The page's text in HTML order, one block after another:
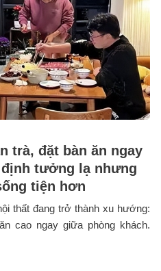
trà, đặt bàn ăn ngay
tưởng lạ nhưng
tiện hơn
thất đang trở thành xu hướng:
cao ngay giữa phòng khách.